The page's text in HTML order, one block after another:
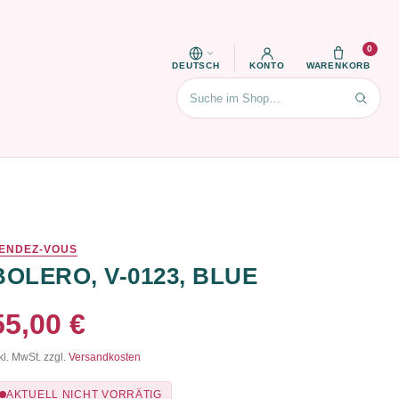
DEUTSCH KONTO WARENKORB
0
Suchen
VOUS
V-0123, BLUE
€
MwSt. zzgl. Versandkosten
AKTUELL NICHT VORRÄTIG